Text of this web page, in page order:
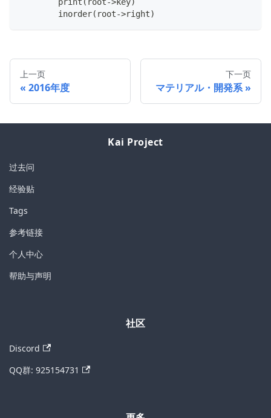
        inorder(root->right)
上一页
2016年度
下一页
マテリアル・開発系
Kai Project
过去问
经验贴
Tags
参考链接
个人中心
帮助与声明
社区
Discord
QQ群: 925154731